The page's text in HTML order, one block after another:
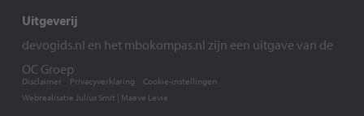
Uitgeverij
devogids.nl en het mbokompas.nl zijn een uitgave van de
OC Groep
Webrealisatie Julius Smit | Maeve Levie
Disclaimer Privacyverklaring Cookie-instellingen